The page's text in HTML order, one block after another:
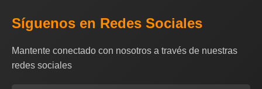
Síguenos en Redes Sociales
Mantente conectado con nosotros a través de nuestras
redes sociales